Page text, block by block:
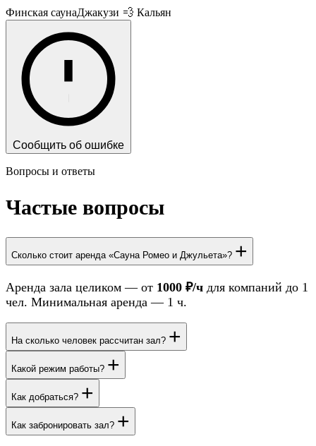
Финская саунаДжакузи 💨 Кальян
Сообщить об ошибке
Вопросы и ответы
Частые вопросы
Сколько стоит аренда «Сауна Ромео и Джульета»? +
Аренда зала целиком — от 1000 ₽/ч для компаний до 1
чел. Минимальная аренда — 1 ч.
На сколько человек рассчитан зал? +
Какой режим работы? +
Как добраться? +
Как забронировать зал? +